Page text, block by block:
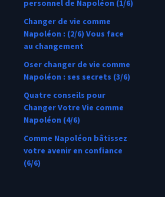
personnel de Napoléon (1/6)
Changer de vie comme
Napoléon : (2/6) Vous face
au changement
Oser changer de vie comme
Napoléon : ses secrets (3/6)
Quatre conseils pour
Changer Votre Vie comme
Napoléon (4/6)
Comme Napoléon bâtissez
votre avenir en confiance
(6/6)